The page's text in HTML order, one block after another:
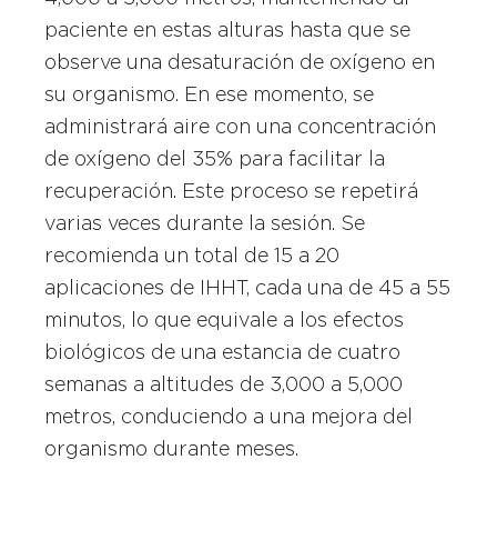
paciente en estas alturas hasta que se
observe una desaturación de oxígeno en
su organismo. En ese momento, se
administrará aire con una concentración
de oxígeno del 35% para facilitar la
recuperación. Este proceso se repetirá
varias veces durante la sesión. Se
recomienda un total de 15 a 20
aplicaciones de IHHT, cada una de 45 a 55
minutos, lo que equivale a los efectos
biológicos de una estancia de cuatro
semanas a altitudes de 3,000 a 5,000
metros, conduciendo a una mejora del
organismo durante meses.